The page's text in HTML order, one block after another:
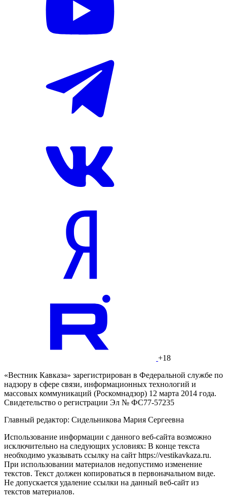
+18
«Вестник Кавказа» зарегистрирован в Федеральной службе по
надзору в сфере связи, информационных технологий и
массовых коммуникаций (Роскомнадзор) 12 марта 2014 года.
Свидетельство о регистрации Эл № ФС77-57235
Главный редактор: Сидельникова Мария Сергеевна
Использование информации с данного веб-сайта возможно
исключительно на следующих условиях: В конце текста
необходимо указывать ссылку на сайт https://vestikavkaza.ru.
При использовании материалов недопустимо изменение
текстов. Текст должен копироваться в первоначальном виде.
Не допускается удаление ссылки на данный веб-сайт из
текстов материалов.